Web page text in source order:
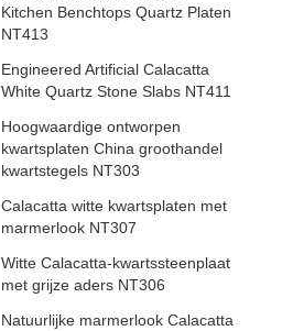
Kitchen Benchtops Quartz Platen
NT413
Engineered Artificial Calacatta
White Quartz Stone Slabs NT411
Hoogwaardige ontworpen
kwartsplaten China groothandel
kwartstegels NT303
Calacatta witte kwartsplaten met
marmerlook NT307
Witte Calacatta-kwartssteenplaat
met grijze aders NT306
Natuurlijke marmerlook Calacatta